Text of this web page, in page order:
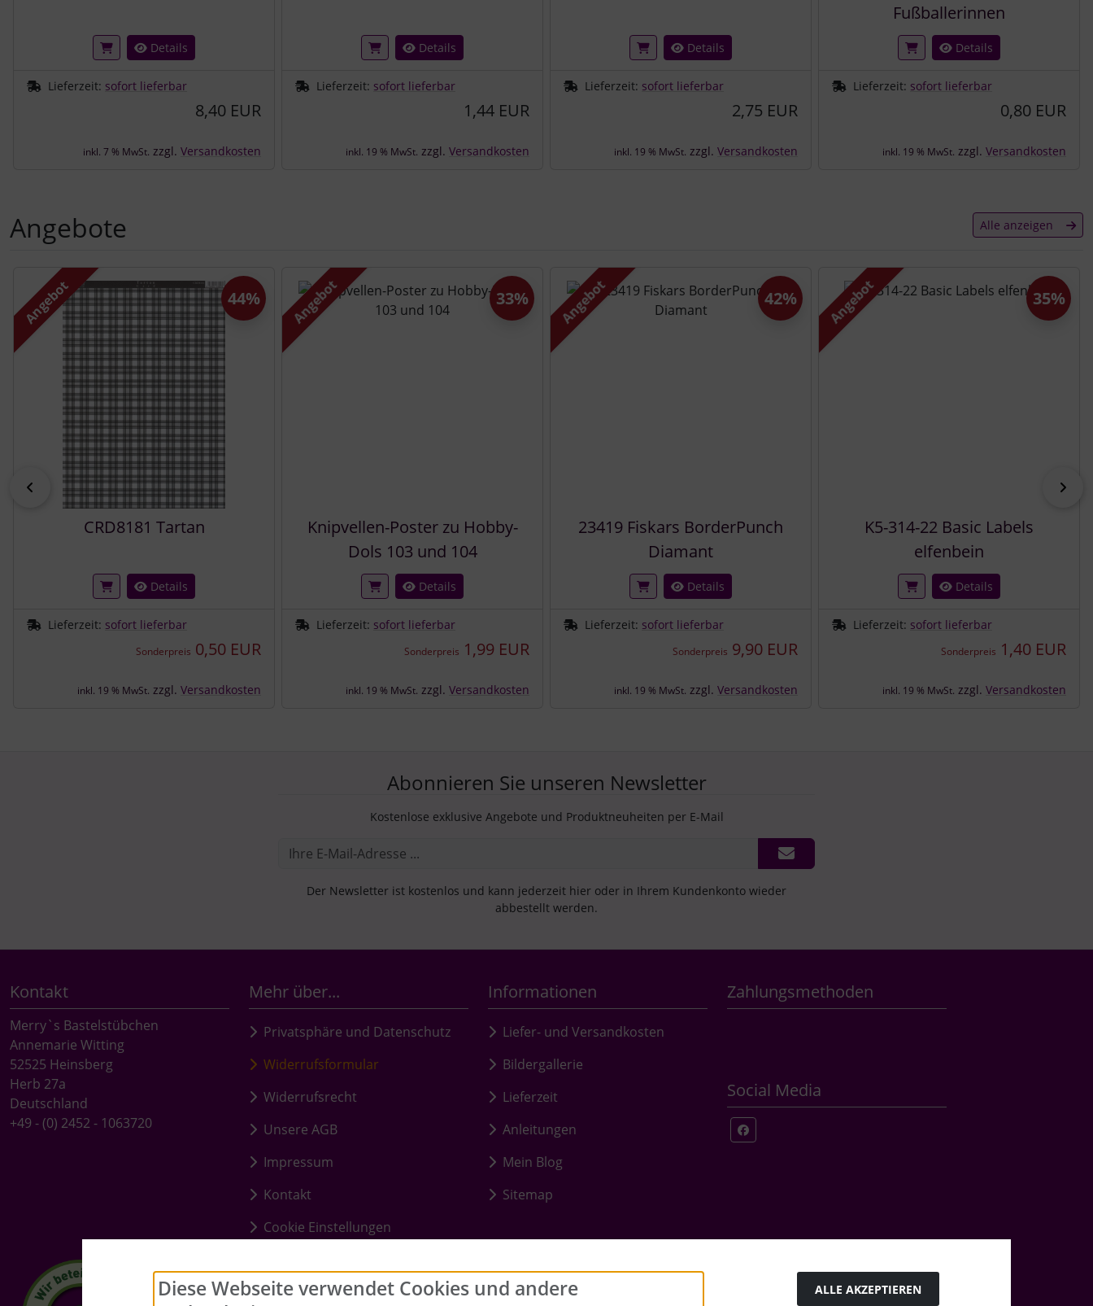
Details
Lieferzeit: sofort lieferbar
8,40 EUR
inkl. 7 % MwSt. zzgl. Versandkosten
Details
Lieferzeit: sofort lieferbar
1,44 EUR
inkl. 19 % MwSt. zzgl. Versandkosten
Details
Lieferzeit: sofort lieferbar
2,75 EUR
inkl. 19 % MwSt. zzgl. Versandkosten
Fußballerinnen
Details
Lieferzeit: sofort lieferbar
0,80 EUR
inkl. 19 % MwSt. zzgl. Versandkosten
Angebote Alle anzeigen
Es folgt ein Produktslider - navigieren Sie mit der Tab-Taste zu den einzelnen Artikeln.
zurück
Angebot
CRD8181 Tartan
Details
Lieferzeit: sofort lieferbar
Sonderpreis 0,50 EUR
44%
inkl. 19 % MwSt. zzgl. Versandkosten
Angebot
Knipvellen-Poster zu Hobby-
Dols 103 und 104
Details
Lieferzeit: sofort lieferbar
Sonderpreis 1,99 EUR
33%
inkl. 19 % MwSt. zzgl. Versandkosten
Angebot
23419 Fiskars BorderPunch
Diamant
Details
Lieferzeit: sofort lieferbar
Sonderpreis 9,90 EUR
42%
inkl. 19 % MwSt. zzgl. Versandkosten
Angebot
K5-314-22 Basic Labels
elfenbein
Details
Lieferzeit: sofort lieferbar
Sonderpreis 1,40 EUR
35%
inkl. 19 % MwSt. zzgl. Versandkosten
Abonnieren Sie unseren Newsletter
Kostenlose exklusive Angebote und Produktneuheiten per E-Mail
Der Newsletter ist kostenlos und kann jederzeit hier oder in Ihrem Kundenkonto wieder
abbestellt werden.
Kontakt
Merry`s Bastelstübchen
Annemarie Witting
52525 Heinsberg
Herb 27a
Deutschland
+49 - (0) 2452 - 1063720
Mehr über...
Privatsphäre und Datenschutz
Widerrufsformular
Widerrufsrecht
Unsere AGB
Impressum
Kontakt
Cookie Einstellungen
Informationen
Liefer- und Versandkosten
Bildergallerie
Lieferzeit
Anleitungen
Mein Blog
Sitemap
Zahlungsmethoden
Social Media
Diese Webseite verwendet Cookies und andere
ALLE AKZEPTIEREN